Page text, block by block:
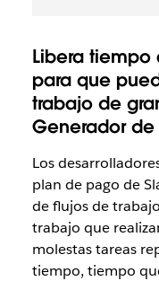
Libera tiempo
para que
trabajo de
Generador
Los
plan de pago de
de flujos de
trabajo que
molestas tareas
tiempo, tiempo